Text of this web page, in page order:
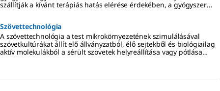
szállítják a kívánt terápiás hatás elérése érdekében, a gyógyszer
Szövettechnológia
A szövettechnológia a test mikrokörnyezetének szimulálásával
szövetkultúrákat állít elő állványzatból, élő sejtekből és biológiailag
aktív molekulákból a sérült szövetek helyreállítása vagy pótlása